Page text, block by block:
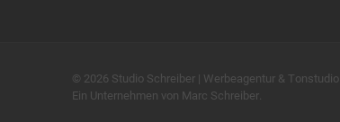
© 2026 Studio Schreiber | Werbeagentur & Tonstudio
Ein Unternehmen von Marc Schreiber